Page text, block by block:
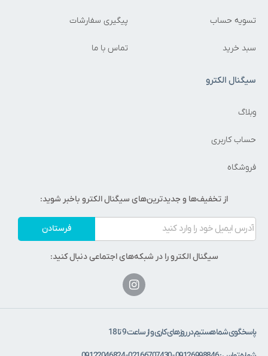
تسویه حساب
سبد خرید
پیگیری سفارشات
تماس با ما
سیگنال الکترو
وبلاگ
حساب کاربری
فروشگاه
از تخفیف‌ها و جدیدترین‌های سیگنال الکترو باخبر شوید:
فرستادن
سیگنال الکترو را در شبکه‌های اجتماعی دنبال کنید:
پاسخگوی شما هستیم در روزهای کاری و از ساعت 9 تا 18